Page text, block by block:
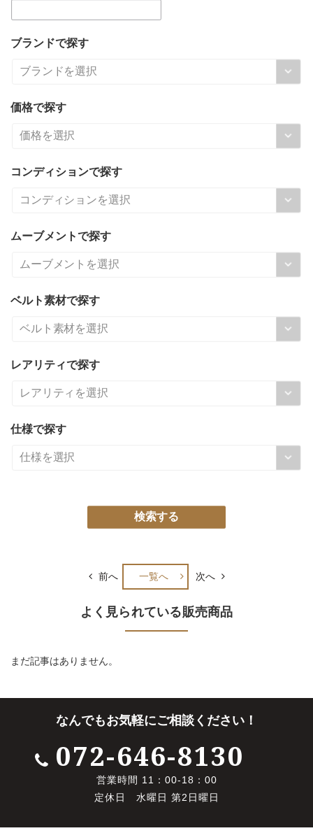
ブランドで探す
価格で探す
コンディションで探す
ムーブメントで探す
ベルト素材で探す
レアリティで探す
仕様で探す
前へ 一覧へ 次へ
よく見られている販売商品
まだ記事はありません。
なんでもお気軽にご相談ください！
072-646-8130
営業時間 11：00-18：00
定休日 水曜日 第2日曜日